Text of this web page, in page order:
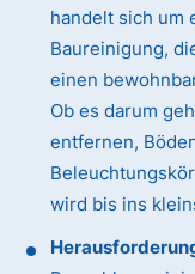
handelt sich um
Baureinigung,
einen
Ob es darum
entfernen,
wird bis ins